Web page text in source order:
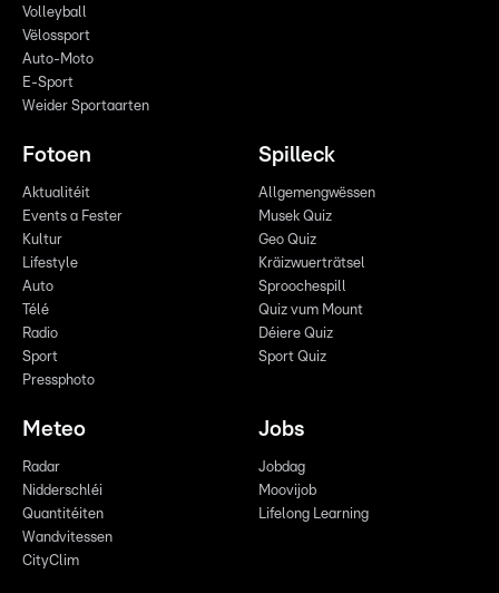
Volleyball
Vëlossport
Auto-Moto
E-Sport
Weider Sportaarten
Fotoen
Aktualitéit
Events a Fester
Kultur
Lifestyle
Auto
Télé
Radio
Sport
Pressphoto
Spilleck
Allgemengwëssen
Musek Quiz
Geo Quiz
Kräizwuerträtsel
Sproochespill
Quiz vum Mount
Déiere Quiz
Sport Quiz
Meteo
Radar
Nidderschléi
Quantitéiten
Wandvitessen
CityClim
Jobs
Jobdag
Moovijob
Lifelong Learning